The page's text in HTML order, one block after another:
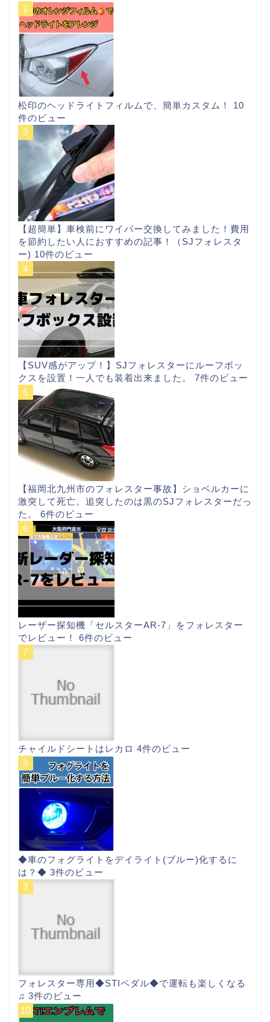
松印のヘッドライトフィルムで、簡単カスタム！ 10
件のビュー
【超簡単】車検前にワイパー交換してみました！費用
を節約したい人におすすめの記事！（SJフォレスタ
ー) 10件のビュー
【SUV感がアップ！】SJフォレスターにルーフボッ
クスを設置！一人でも装着出来ました。 7件のビュー
【福岡北九州市のフォレスター事故】ショベルカーに
激突して死亡。追突したのは黒のSJフォレスターだっ
た。 6件のビュー
レーザー探知機「セルスターAR-7」をフォレスター
でレビュー！ 6件のビュー
チャイルドシートはレカロ 4件のビュー
◆車のフォグライトをデイライト(ブルー)化するに
は？◆ 3件のビュー
フォレスター専用◆STIペダル◆で運転も楽しくなる
♫ 3件のビュー